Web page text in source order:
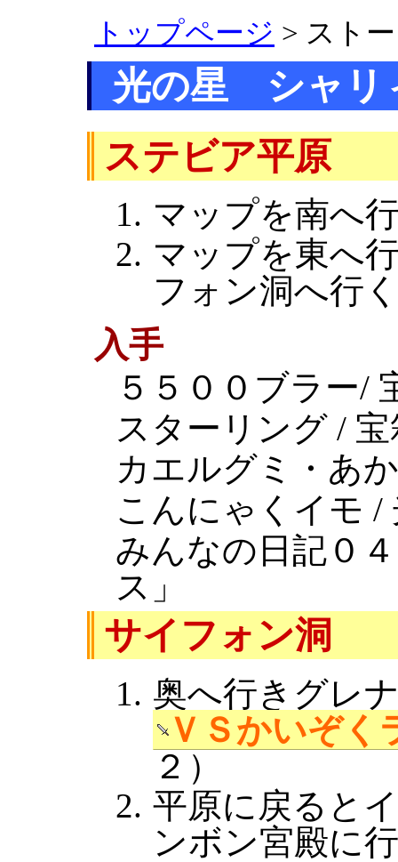
トップページ > スト
光の星 シャリ
ステビア平原
マップを南へ
マップを東へ
フォン洞へ行
入手
５５００ブラー/
スターリング / 宝
カエルグミ・あ
こんにゃくイモ /
みんなの日記０
ス」
サイフォン洞
奥へ行きグレ
ＶＳかいぞく
２）
平原に戻ると
ンボン宮殿に